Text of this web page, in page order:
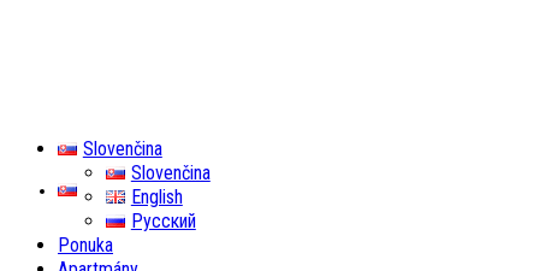
Slovenčina
Slovenčina
Slovenčina
English
Русский
Ponuka